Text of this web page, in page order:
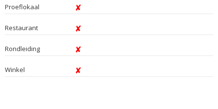
Proeflokaal
Restaurant
Rondleiding
Winkel